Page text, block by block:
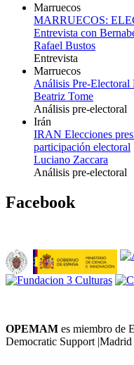
Marruecos
MARRUECOS:
Entrevista con
Rafael Bustos
Entrevista
Marruecos
Análisis Pre-Electoral
Beatriz Tome
Análisis pre-electoral
Irán
IRAN Elecciones
participación electoral
Luciano Zaccara
Análisis pre-electoral
Facebook
OPEMAM es miembro de
Democratic Support |Madrid |